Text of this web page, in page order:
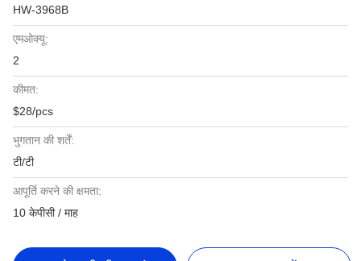
HW-3968B
एमओक्यू:
2
कीमत:
$28/pcs
भुगतान की शर्तें:
टी/टी
आपूर्ति करने की क्षमता:
10 केपीसी / माह